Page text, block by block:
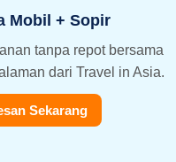
Mobil + Sopir
tanpa repot bersama
dari Travel in Asia.
Sekarang